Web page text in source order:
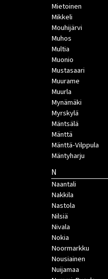
Mietoinen
Mikkeli
Mouhijärvi
Muhos
Multia
Muonio
Mustasaari
Muurame
Muurla
Mynämäki
Myrskylä
Mäntsälä
Mänttä
Mänttä-Vilppula
Mäntyharju
N
Naantali
Nakkila
Nastola
Nilsiä
Nivala
Nokia
Noormarkku
Nousiainen
Nuijamaa